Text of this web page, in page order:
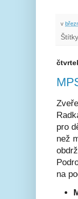
v
pro
než
na